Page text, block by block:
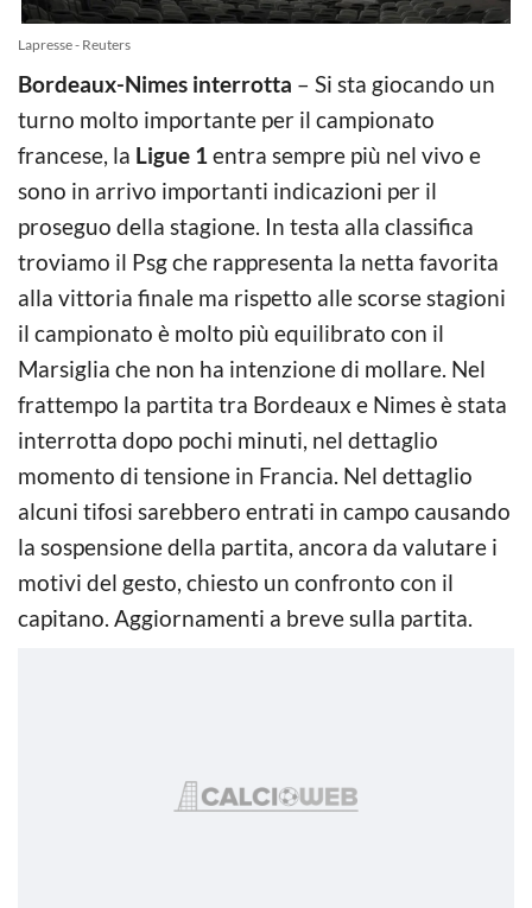
Lapresse - Reuters
Bordeaux-Nimes interrotta – Si sta giocando un
turno molto importante per il campionato
francese, la Ligue 1entra sempre più nel vivo e
sono in arrivo importanti indicazioni per il
proseguo della stagione. In testa alla classifica
troviamo il Psg che rappresenta la netta favorita
alla vittoria finale ma rispetto alle scorse stagioni
il campionato è molto più equilibrato con il
Marsiglia che non ha intenzione di mollare. Nel
frattempo la partita tra Bordeaux e Nimes è stata
interrotta dopo pochi minuti, nel dettaglio
momento di tensione in Francia. Nel dettaglio
alcuni tifosi sarebbero entrati in campo causando
la sospensione della partita, ancora da valutare i
motivi del gesto, chiesto un confronto con il
capitano. Aggiornamenti a breve sulla partita.